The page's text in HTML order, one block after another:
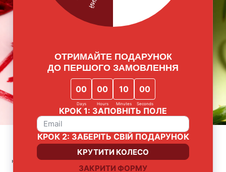
насичений шлейф
Французька
парфумерна
композиція
Зручний travel-
fomat
знайомства з